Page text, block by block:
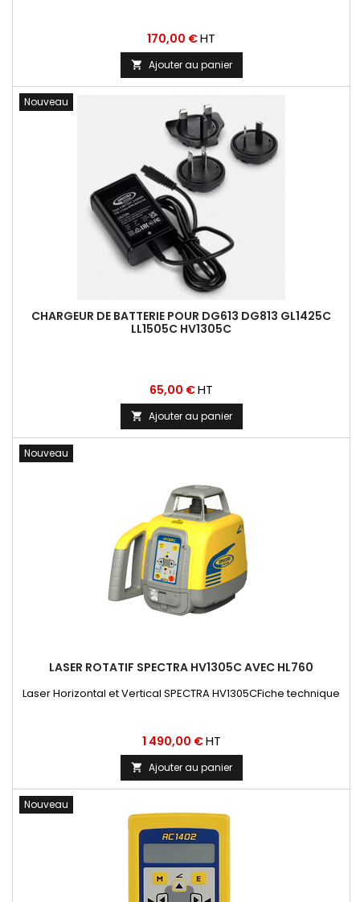
Prix
170,00 €HT
 Ajouter au panier
Nouveau
CHARGEUR DE BATTERIE POUR DG613 DG813 GL1425C
LL1505C HV1305C
Prix
65,00 €HT
 Ajouter au panier
Nouveau
LASER ROTATIF SPECTRA HV1305C AVEC HL760
Laser Horizontal et Vertical SPECTRA HV1305CFiche technique
Prix
1 490,00 €HT
 Ajouter au panier
Nouveau